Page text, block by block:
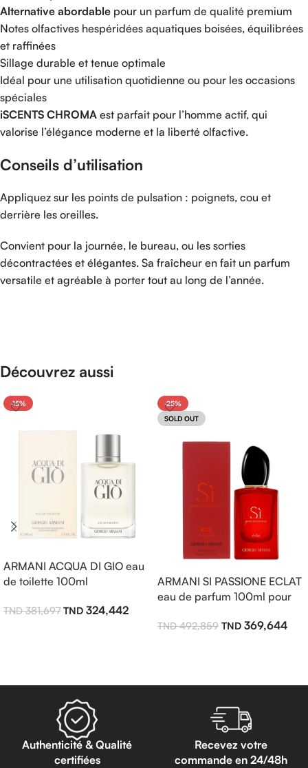
Alternative abordable pour un parfum de qualité premium
Notes olfactives hespéridées aquatiques boisées, équilibrées
et raffinées
Sillage durable et tenue optimale
Idéal pour une utilisation quotidienne ou pour les occasions
spéciales
iSCENTS CHROMA est parfait pour l’homme actif, qui
valorise l’élégance moderne et la liberté olfactive.
Conseils d’utilisation
Appliquez sur les points de pulsation : poignets, cou et
derrière les oreilles.
Convient pour la journée, le bureau, ou les sorties
décontractées et élégantes. Sa fraîcheur en fait un parfum
versatile et agréable à porter tout au long de l’année.
Découvrez aussi
-15%
ARMANI ACQUA DI GIO eau
de toilette 100ml
381,697 324,442
-25%
SOLD OUT
ARMANI SI PASSIONE ECLAT
eau de parfum 100ml pour
492,859 369,644
Authenticité & Qualité
certifiées
Recevez votre
commande en 24/48h